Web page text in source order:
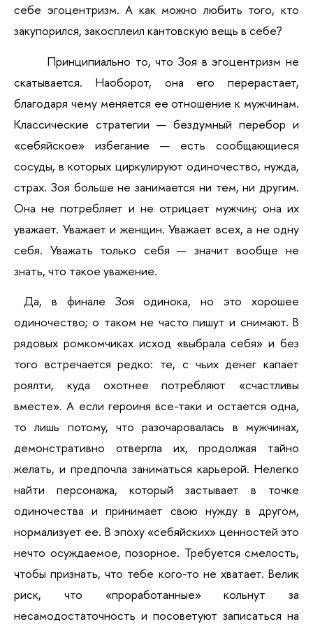
себе эгоцентризм. А как можно любить того, кто
закупорился, закосплеил кантовскую вещь в себе?
Принципиально то, что Зоя в эгоцентризм не
скатывается. Наоборот, она его перерастает,
благодаря чему меняется ее отношение к мужчинам.
Классические стратегии — бездумный перебор и
«себяйское» избегание — есть сообщающиеся
сосуды, в которых циркулируют одиночество, нужда,
страх. Зоя больше не занимается ни тем, ни другим.
Она не потребляет и не отрицает мужчин; она их
уважает. Уважает и женщин. Уважает всех, а не одну
себя. Уважать только себя — значит вообще не
знать, что такое уважение.
одиночество; о таком не часто пишут и снимают. В
рядовых ромкомчиках исход «выбрала себя» и без
того встречается редко: те, с чьих денег капает
роялти, куда охотнее потребляют «счастливы
вместе». А если героиня все-таки и остается одна,
то лишь потому, что разочаровалась в мужчинах,
демонстративно отвергла их, продолжая тайно
желать, и предпочла заниматься карьерой. Нелегко
найти персонажа, который застывает в точке
одиночества и принимает свою нужду в другом,
нормализует ее. В эпоху «себяйских» ценностей это
нечто осуждаемое, позорное. Требуется смелость,
чтобы признать, что тебе кого-то не хватает. Велик
риск, что «проработанные» кольнут за
несамодостаточность и посоветуют записаться на